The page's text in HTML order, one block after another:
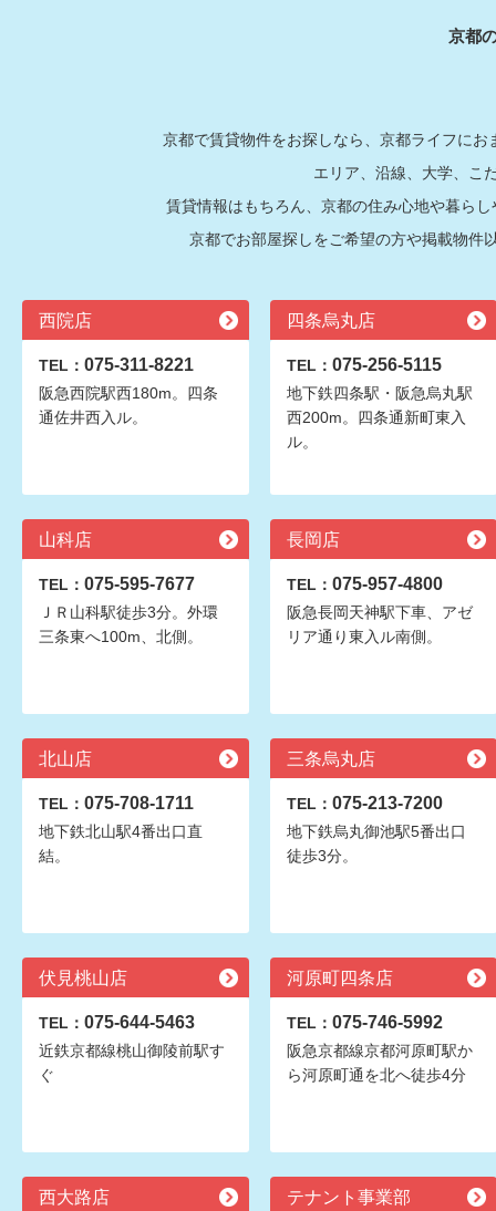
京都
京都で賃貸物件をお探しなら、京都ライフに
エリア、沿線、大学、こ
賃貸情報はもちろん、京都の住み心地や暮ら
京都でお部屋探しをご希望の方や掲載物件
西院店
TEL： 075-311-8221
阪急西院駅西180m。四条
通佐井西入ル。
四条烏丸店
TEL： 075-256-5115
地下鉄四条駅・阪急烏丸駅
西200m。四条通新町東入
ル。
山科店
TEL： 075-595-7677
ＪＲ山科駅徒歩3分。外環
三条東へ100m、北側。
長岡店
TEL： 075-957-4800
阪急長岡天神駅下車、アゼ
リア通り東入ル南側。
北山店
TEL： 075-708-1711
地下鉄北山駅4番出口直
結。
三条烏丸店
TEL： 075-213-7200
地下鉄烏丸御池駅5番出口
徒歩3分。
伏見桃山店
TEL： 075-644-5463
近鉄京都線桃山御陵前駅す
ぐ
河原町四条店
TEL： 075-746-5992
阪急京都線京都河原町駅か
ら河原町通を北へ徒歩4分
西大路店 テナント事業部